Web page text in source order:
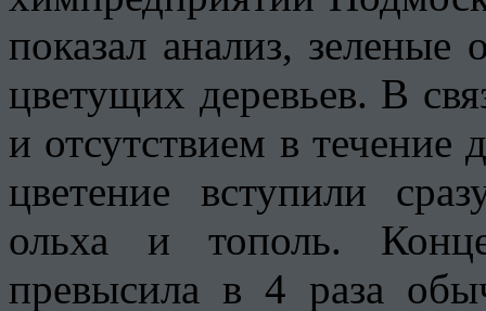
показал анализ,
цветущих деревьев. В
и отсутствием в течение
цветение вступили
ольха и тополь.
превысила в 4 раза